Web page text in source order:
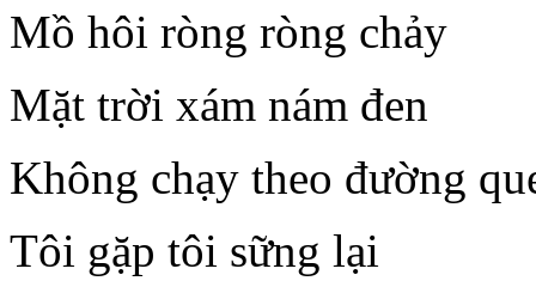
Mồ hôi ròng ròng chảy
Mặt trời xám nám đen
Không chạy theo đường
Tôi gặp tôi sững lại